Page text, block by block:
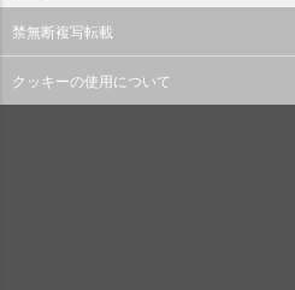
禁無断複写転載
クッキーの使用について